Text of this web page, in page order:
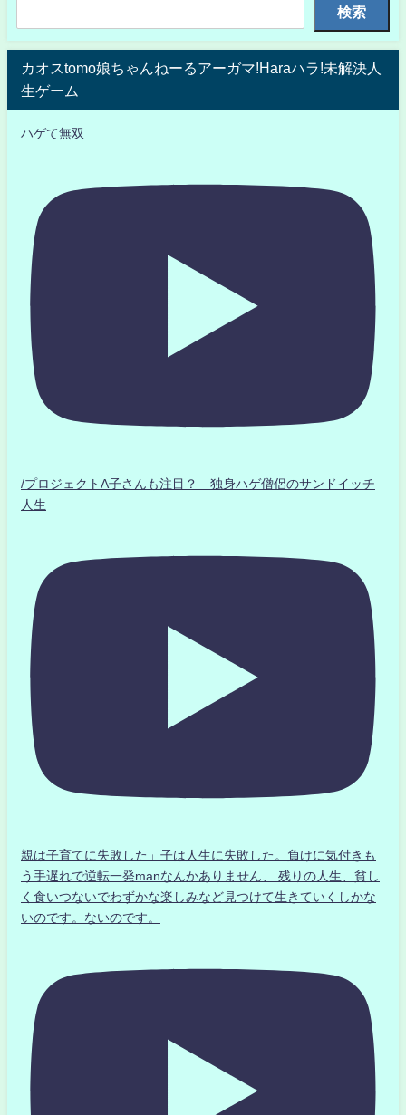
検索
カオスtomo娘ちゃんねーるアーガマ!Haraハラ!未解決人
生ゲーム
ハゲて無双
/プロジェクトA子さんも注目？ 独身ハゲ僧侶のサンドイッチ
人生
親は子育てに失敗した」子は人生に失敗した。負けに気付きも
う手遅れで逆転一発manなんかありません、 残りの人生、貧し
く食いつないでわずかな楽しみなど見つけて生きていくしかな
いのです。ないのです。